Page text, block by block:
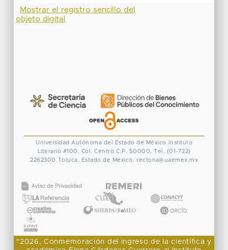
Mostrar el registro sencillo del
objeto digital
Universidad Autónoma del Estado de México
Instituto
Literario #100. Col. Centro C.P. 50000. Tel. (01-722)
2262300
Toluca, Estado de México. rectoria@uaemex.mx
"2026, Conmemoración del ingreso de la científica y